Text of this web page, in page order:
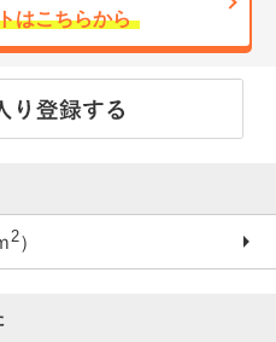
はこちらから
2）